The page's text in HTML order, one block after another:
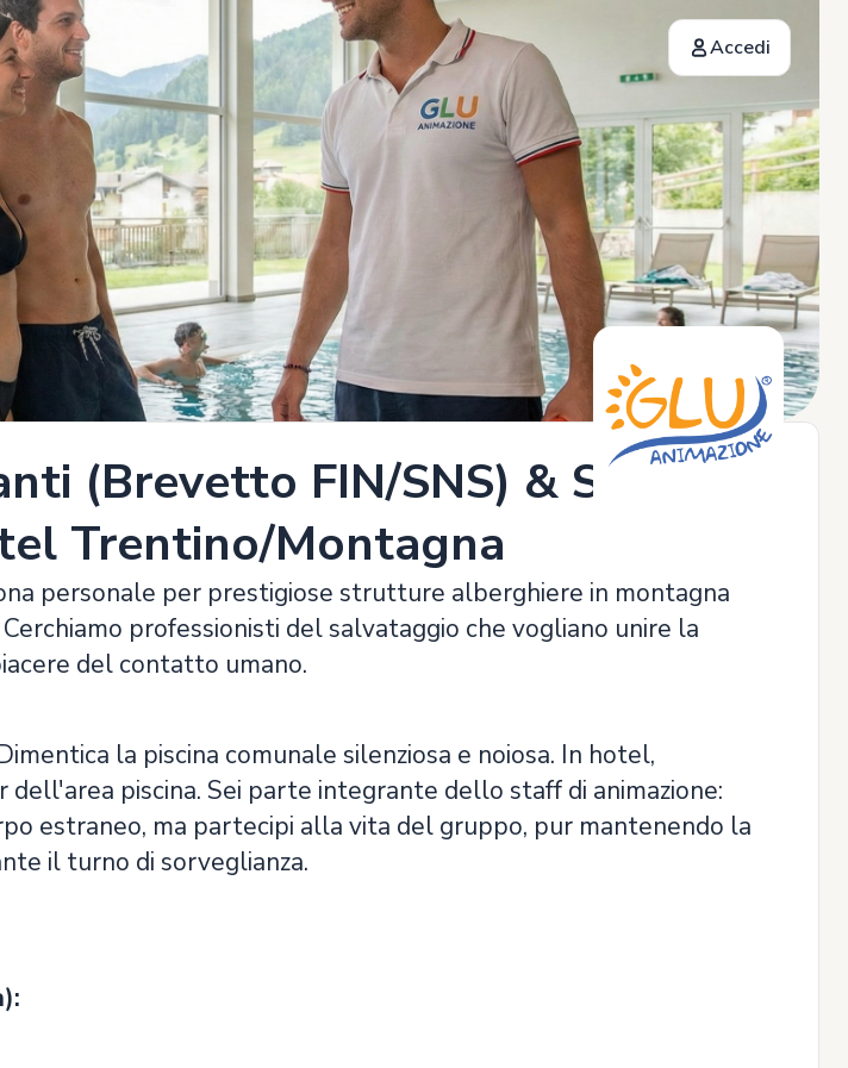
Accedi
(Brevetto FIN/SNS) & Staff
Trentino/Montagna
personale per prestigiose strutture alberghiere in montagna
professionisti del salvataggio che vogliano unire la
del contatto umano.
la piscina comunale silenziosa e noiosa. In hotel,
piscina. Sei parte integrante dello staff di animazione:
estraneo, ma partecipi alla vita del gruppo, pur mantenendo la
il turno di sorveglianza.